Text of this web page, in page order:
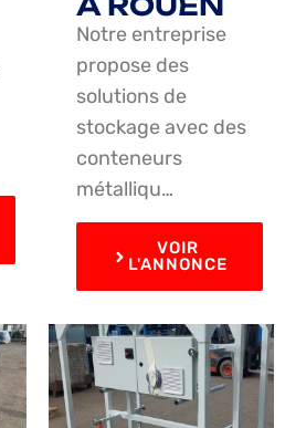
Notre entreprise
propose des
solutions de
stockage avec des
conteneurs
métalliqu…
VOIR
L'ANNONCE